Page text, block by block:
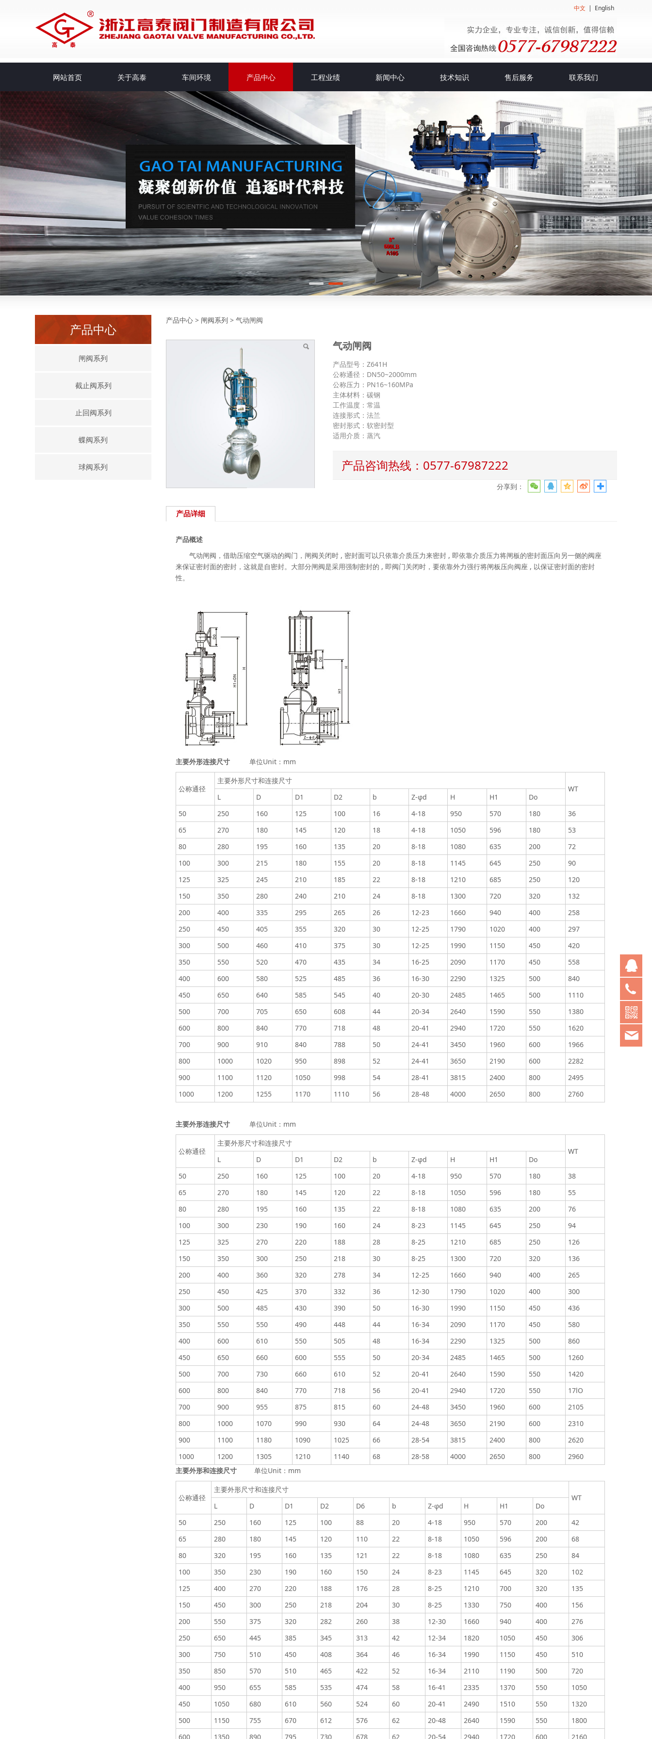
中文 | English
网站首页 关于高泰 车间环境 产品中心 工程业绩 新闻中心 技术知识 售后服务 联系我们
产品中心
闸阀系列
截止阀系列
止回阀系列
蝶阀系列
球阀系列
气动闸阀
产品中心 > 闸阀系列 > 气动闸阀
气动闸阀
产品型号：Z641H
公称通径：DN50~2000mm
公称压力：PN16~160MPa
主体材料：碳钢
工作温度：常温
连接形式：法兰
密封形式：软密封型
适用介质：蒸汽
产品咨询热线：0577-67987222
分享到：
产品详细
产品概述
气动闸阀，借助压缩空气驱动的阀门，闸阀关闭时 , 密封面可以只依靠介质压力来密封 , 即依靠介质压力将闸板的密封面压向另一侧的阀座
来保证密封面的密封，这就是自密封。大部分闸阀是采用强制密封的 , 即阀门关闭时，要依靠外力强行将闸板压向阀座 , 以保证密封面的密封
性。
主要外形连接尺寸 单位Unit：mm
公称通径
主要外形尺寸和连接尺寸
WT
L
D D1 D2 b Z-φd H H1
Do
50
250 160 125 100 16 4-18 950 570 180
36
65
270 180 145 120 18 4-18 1050 596 180
53
80
280 195 160 135 20 8-18 1080 635 200
72
100
300 215 180 155 20 8-18 1145 645 250
90
125
325 245 210 185 22 8-18 1210 685 250
120
150
350 280 240 210 24 8-18 1300 720 320
132
200
400 335 295 265 26 12-23 1660 940 400
258
250
450 405 355 320 30 12-25 1790 1020 400
297
300
500 460 410 375 30 12-25 1990 1150 450
420
350
550 520 470 435 34 16-25 2090 1170 450
558
400
600 580 525 485 36 16-30 2290 1325 500
840
450
650 640 585 545 40 20-30 2485 1465 500
1110
500
700 705 650 608 44 20-34 2640 1590 550
1380
600
800 840 770 718 48 20-41 2940 1720 550
1620
700
900 910 840 788 50 24-41 3450 1960 600
1966
800
1000 1020 950 898 52 24-41 3650 2190 600
2282
900
1100 1120 1050 998 54 28-41 3815 2400 800
2495
1000
1200 1255 1170 1110 56 28-48 4000 2650 800 2760
主要外形连接尺寸 单位Unit：mm
公称通径
主要外形尺寸和连接尺寸
WT
L
D D1 D2 b Z-φd H H1
Do
50
250 160 125 100 20 4-18 950 570 180
38
65
270 180 145 120 22 8-18 1050 596 180
55
80
280 195 160 135 22 8-18 1080 635 200
76
100
300 230 190 160 24 8-23 1145 645 250
94
125
325 270 220 188 28 8-25 1210 685 250
126
150
350 300 250 218 30 8-25 1300 720 320
136
200
400 360 320 278 34 12-25 1660 940 400
265
250
450 425 370 332 36 12-30 1790 1020 400
300
300
500 485 430 390 50 16-30 1990 1150 450
436
350
550 550 490 448 44 16-34 2090 1170 450
580
400
600 610 550 505 48 16-34 2290 1325 500
860
450
650 660 600 555 50 20-34 2485 1465 500
1260
500
700 730 660 610 52 20-41 2640 1590 550
1420
600
800 840 770 718 56 20-41 2940 1720 550
17lO
700
900 955 875 815 60 24-48 3450 1960 600
2105
800
1000 1070 990 930 64 24-48 3650 2190 600
2310
900
1100 1180 1090 1025 66 28-54 3815 2400 800
2620
1000
1200 1305 1210 1140 68 28-58 4000 2650 800
2960
主要外形和连接尺寸
单位Unit：mm
公称通径
主要外形尺寸和连接尺寸
WT
L
D D1 D2 D6 b Z-φd H H1
Do
50
250 160 125 100 88 20 4-18 950 570 200
42
65
280 180 145 120 110 22 8-18 1050 596 200
68
80
320 195 160 135 121 22 8-18 1080 635 250
84
100
350 230 190 160 150 24 8-23 1145 645 320
102
125
400 270 220 188 176 28 8-25 1210 700 320
135
150
450 300 250 218 204 30 8-25 1330 750 400
156
200
550 375 320 282 260 38 12-30 1660 940 400
276
250
650 445 385 345 313 42 12-34 1820 1050 450
306
300
750 510 450 408 364 46 16-34 1990 1150 450
510
350
850 570 510 465 422 52 16-34 2110 1190 500
720
400
950 655 585 535 474 58 16-41 2335 1370 550
1050
450
1050 680 610 560 524 60 20-41 2490 1510 550
1320
500
1150 755 670 612 576 62 20-48 2640 1590 550
1800
600
1350 890 795 730 678 62 20-54 2940 1720 600 2160